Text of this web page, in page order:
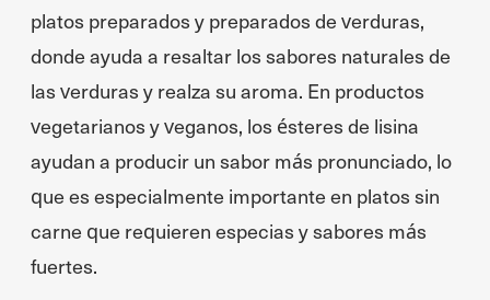
platos preparados y preparados de verduras,
donde ayuda a resaltar los sabores naturales de
las verduras y realza su aroma. En productos
vegetarianos y veganos, los ésteres de lisina
ayudan a producir un sabor más pronunciado, lo
que es especialmente importante en platos sin
carne que requieren especias y sabores más
fuertes.